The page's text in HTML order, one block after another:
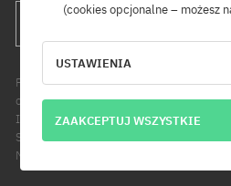
Podanie adresu e-mail jest jednoznaczne
otrzymywanie informacji handlowych
Informujemy, że administratorem Twoich
Sport Distribution sp. z o.o. z siedzibą przy
Modlniczce. Dowiedz się więcej o
(cookies opcjonalne – możesz
USTAWIENIA
ZAAKCEPTUJ WSZYSTKIE